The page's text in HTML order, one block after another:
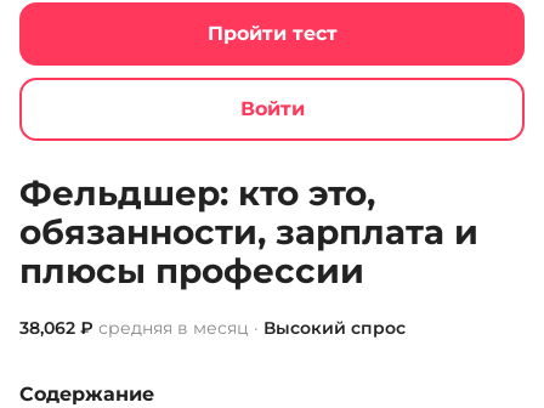
Пройти тест
Войти
Фельдшер: кто это,
обязанности, зарплата и
плюсы профессии
38,062 ₽ средняя в месяц · Высокий спрос
Содержание